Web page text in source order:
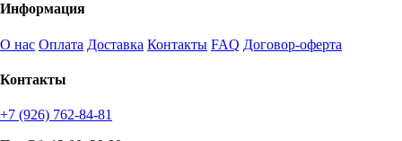
Информация
О нас Оплата Доставка Контакты FAQ Договор-оферта
Контакты
+7 (926) 762-84-81